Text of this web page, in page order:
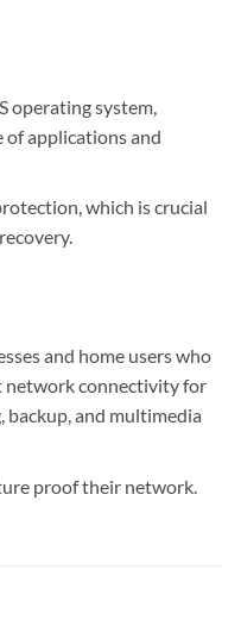
operating system,
of applications and
which is crucial
and home users who
network connectivity for
backup, and multimedia
proof their network.